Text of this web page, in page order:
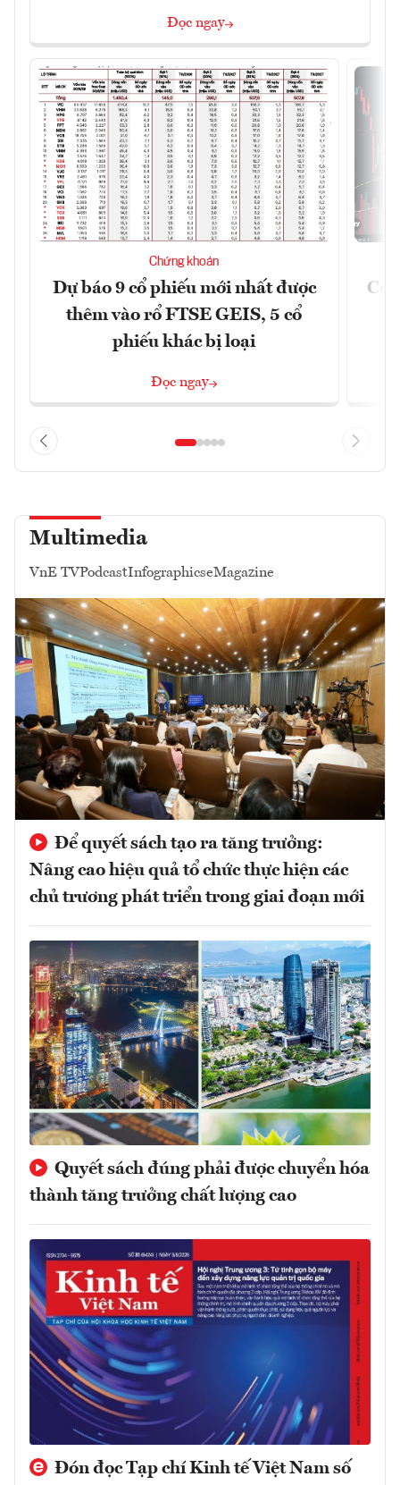
Đọc ngay
Chứng khoán
Dự báo 9 cổ phiếu mới nhất được
thêm vào rổ FTSE GEIS, 5 cổ
phiếu khác bị loại
Đọc ngay
Có
Multimedia
VnE TVPodcastInfographicseMagazine
Để quyết sách tạo ra tăng trưởng:
Nâng cao hiệu quả tổ chức thực hiện các
chủ trương phát triển trong giai đoạn mới
Quyết sách đúng phải được chuyển hóa
thành tăng trưởng chất lượng cao
Đón đọc Tạp chí Kinh tế Việt Nam số